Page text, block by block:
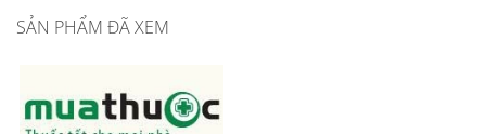
SẢN PHẨM ĐÃ XEM